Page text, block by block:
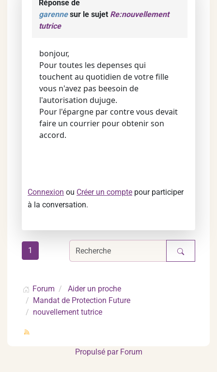
Réponse de
garennesur le sujet Re:nouvellement
tutrice
bonjour,
Pour toutes les depenses qui
touchent au quotidien de votre fille
vous n'avez pas beesoin de
l'autorisation dujuge.
Pour l'épargne par contre vous devait
faire un courrier pour obtenir son
accord.
Connexion ou Créer un compte pour participer
à la conversation.
1
Forum
Aider un proche
Mandat de Protection Future
nouvellement tutrice
Propulsé par Forum